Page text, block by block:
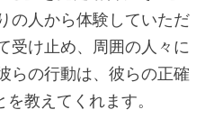
の人から体験していただ
受け止め、周囲の人々に
らの行動は、彼らの正確
教えてくれます。